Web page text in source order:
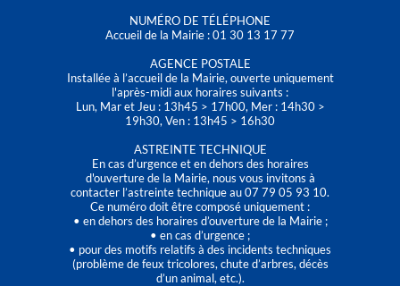
NUMÉRO DE TÉLÉPHONE
Accueil de la Mairie : 01 30 13 17 77
AGENCE POSTALE
Installée à l’accueil de la Mairie, ouverte uniquement
l'après-midi aux horaires suivants :
Lun, Mar et Jeu : 13h45 > 17h00, Mer : 14h30 >
19h30, Ven : 13h45 > 16h30
ASTREINTE TECHNIQUE
En cas d’urgence et en dehors des horaires
d'ouverture de la Mairie, nous vous invitons à
contacter l’astreinte technique au 07 79 05 93 10.
Ce numéro doit être composé uniquement :
• en dehors des horaires d’ouverture de la Mairie ;
• en cas d’urgence ;
• pour des motifs relatifs à des incidents techniques
(problème de feux tricolores, chute d’arbres, décès
d’un animal, etc.).